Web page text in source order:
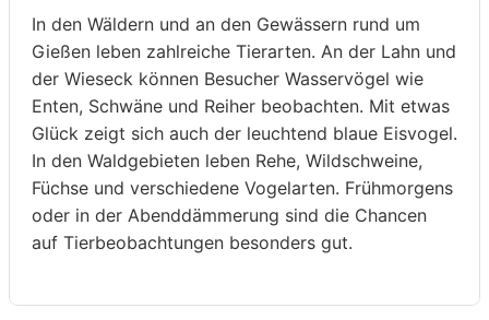
In den Wäldern und an den Gewässern rund um
Gießen leben zahlreiche Tierarten. An der Lahn und
der Wieseck können Besucher Wasservögel wie
Enten, Schwäne und Reiher beobachten. Mit etwas
Glück zeigt sich auch der leuchtend blaue Eisvogel.
In den Waldgebieten leben Rehe, Wildschweine,
Füchse und verschiedene Vogelarten. Frühmorgens
oder in der Abenddämmerung sind die Chancen
auf Tierbeobachtungen besonders gut.